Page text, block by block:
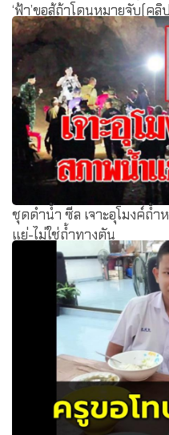
‘ฟ้า’ขอสู้ถ้าโดนหมายจับ(คลิ
ชุดดำน้ำ ซีล เจาะอุโมงค์ถ้ำ
แย่-ไม่ใช่ถ้ำทางตัน